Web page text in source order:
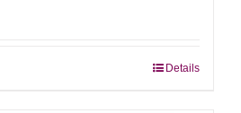
Details